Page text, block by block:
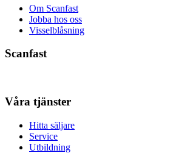
Om Scanfast
Jobba hos oss
Visselblåsning
Scanfast
Våra tjänster
Hitta säljare
Service
Utbildning